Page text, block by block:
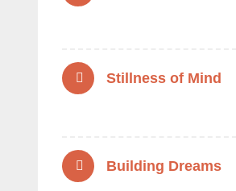
Stillness of Mind
Building Dreams